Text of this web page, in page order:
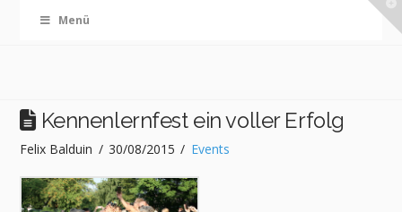
Menü
Kennenlernfest ein voller Erfolg
Felix Balduin 30/08/2015 Events